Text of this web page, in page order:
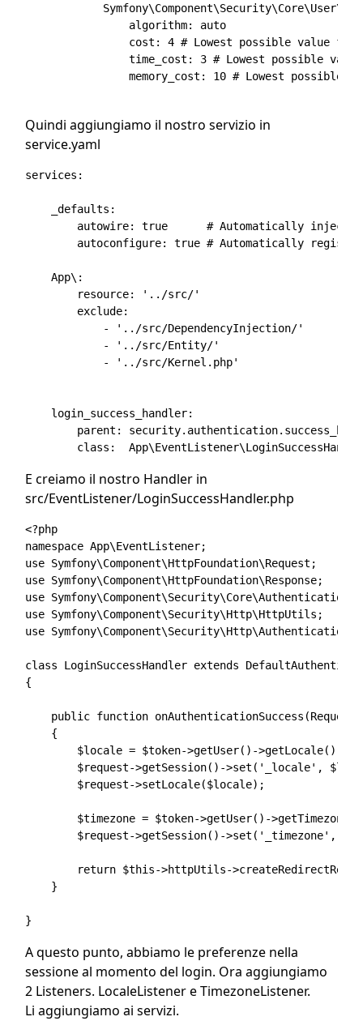
                algorithm: auto
cost: 4 # Lowest possible value for
time_cost: 3 # Lowest possible
memory_cost: 10 # Lowest possible
Quindi aggiungiamo il nostro servizio in
service.yaml
services:
    _defaults:
autowire: true      # Automatically injects
autoconfigure: true # Automatically
    App\:
        resource: '../src/'
        exclude:
            - '../src/DependencyInjection/'
            - '../src/Entity/'
            - '../src/Kernel.php'
    login_success_handler:
parent:
E creiamo il nostro Handler in
src/EventListener/LoginSuccessHandler.php
<?php
namespace App\EventListener;
use Symfony\Component\HttpFoundation\Request;
use Symfony\Component\HttpFoundation\Response;
use
use Symfony\Component\Security\Http\HttpUtils;
use
class LoginSuccessHandler extends
{
public function
    {
        $locale = $token->getUser()->getLocale();
$request->getSession()->set('_locale',
        $request->setLocale($locale);
$timezone = $token->getUser()-
$request->getSession()->set('_timezone',
return $this->httpUtils-
    }
A questo punto, abbiamo le preferenze nella
sessione al momento del login. Ora aggiungiamo
2 Listeners. LocaleListener e TimezoneListener.
Li aggiungiamo ai servizi.